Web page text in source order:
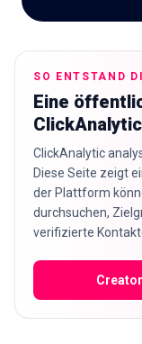
SO ENTSTAND
Eine
ClickAnalytic
Diese Seite zeigt
der Plattform
durchsuchen,
verifizierte